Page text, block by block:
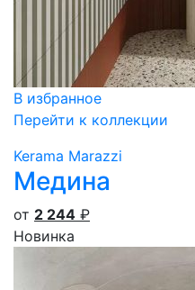
В избранное
Перейти к коллекции
Kerama Marazzi
Медина
от 2 244 ₽
Новинка